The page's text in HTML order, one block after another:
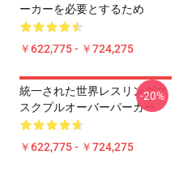
ーカーを必要とするため
￥622,775 - ￥724,275
統一された世界レスリングマ
スクプルオーバーパーカー
￥622,775 - ￥724,275
-20%